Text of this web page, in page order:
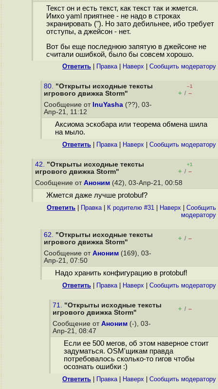
Текст он и есть текст, как текст так и жмется.
Имхо yaml приятнее - не надо в строках
экранировать ("). Но зато дебильнее, ибо требует
отступы, а джейсон - нет.
Вот бы еще последнюю запятую в джейсоне не
считали ошибкой, было бы совсем хорошо.
Ответить Правка| Наверх Cообщить модератору
80. "Открыты исходные тексты
игрового движка Storm"
–1
+ / –
Сообщение от InuYasha (??), 03-
Апр-21, 11:12
Аксиома эскобара или теорема обмена шила
на мыло.
Ответить Правка| Наверх Cообщить модератору
42. "Открыты исходные тексты
игрового движка Storm"
+1
+ / –
Сообщение от Аноним (42), 03-Апр-21, 00:58
Жмется даже лучше protobuf?
Ответить Правка| К родителю #31 Наверх
Cообщить
модератору
62. "Открыты исходные тексты
игрового движка Storm"
+ / –
Сообщение от Аноним (169), 03-
Апр-21, 07:50
Надо хранить конфигурацию в protobuf!
Ответить Правка| Наверх Cообщить модератору
71. "Открыты исходные тексты
игрового движка Storm"
+ / –
Сообщение от Аноним (-), 03-
Апр-21, 08:47
Если ее 500 мегов, об этом наверное стоит
задуматься. OSM'щикам правда
потребовалось сколько-то гигов чтобы
осознать ошибки :)
Ответить Правка| Наверх Cообщить модератору